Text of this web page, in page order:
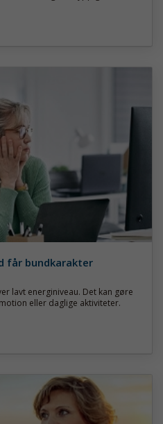
får bundkarakter
lavt energiniveau. Det kan gøre
eller daglige aktiviteter.